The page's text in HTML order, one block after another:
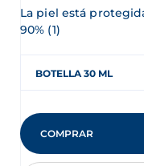
La piel está
90% (1)
BOTELLA 30 ML
COMPRAR